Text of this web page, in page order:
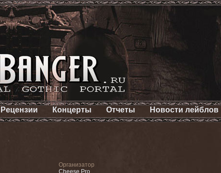
Рецензии Концерты Отчеты Новости лейблов
Организатор
Cheese Pro